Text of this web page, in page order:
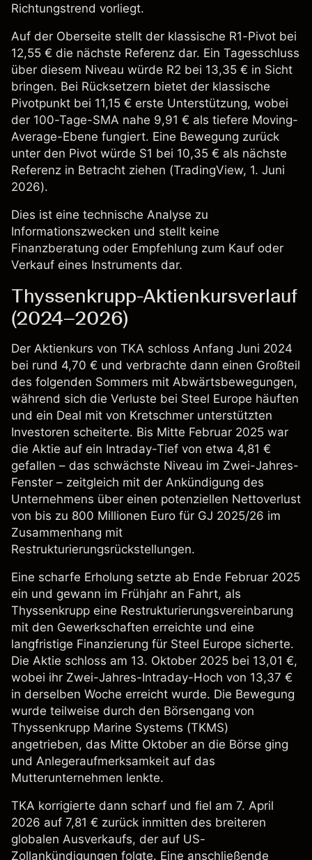
Richtungstrend vorliegt.
Auf der Oberseite stellt der klassische R1-Pivot bei
12,55 € die nächste Referenz dar. Ein Tagesschluss
über diesem Niveau würde R2 bei 13,35 € in Sicht
bringen. Bei Rücksetzern bietet der klassische
Pivotpunkt bei 11,15 € erste Unterstützung, wobei
der 100-Tage-SMA nahe 9,91 € als tiefere Moving-
Average-Ebene fungiert. Eine Bewegung zurück
unter den Pivot würde S1 bei 10,35 € als nächste
Referenz in Betracht ziehen (TradingView, 1. Juni
2026).
Dies ist eine technische Analyse zu
Informationszwecken und stellt keine
Finanzberatung oder Empfehlung zum Kauf oder
Verkauf eines Instruments dar.
Thyssenkrupp-Aktienkursverlauf
(2024–2026)
Der Aktienkurs von TKA schloss Anfang Juni 2024
bei rund 4,70 € und verbrachte dann einen Großteil
des folgenden Sommers mit Abwärtsbewegungen,
während sich die Verluste bei Steel Europe häuften
und ein Deal mit von Kretschmer unterstützten
Investoren scheiterte. Bis Mitte Februar 2025 war
die Aktie auf ein Intraday-Tief von etwa 4,81 €
gefallen – das schwächste Niveau im Zwei-Jahres-
Fenster – zeitgleich mit der Ankündigung des
Unternehmens über einen potenziellen Nettoverlust
von bis zu 800 Millionen Euro für GJ 2025/26 im
Zusammenhang mit
Restrukturierungsrückstellungen.
Eine scharfe Erholung setzte ab Ende Februar 2025
ein und gewann im Frühjahr an Fahrt, als
Thyssenkrupp eine Restrukturierungsvereinbarung
mit den Gewerkschaften erreichte und eine
langfristige Finanzierung für Steel Europe sicherte.
Die Aktie schloss am 13. Oktober 2025 bei 13,01 €,
wobei ihr Zwei-Jahres-Intraday-Hoch von 13,37 €
in derselben Woche erreicht wurde. Die Bewegung
wurde teilweise durch den Börsengang von
Thyssenkrupp Marine Systems (TKMS)
angetrieben, das Mitte Oktober an die Börse ging
und Anlegeraufmerksamkeit auf das
Mutterunternehmen lenkte.
TKA korrigierte dann scharf und fiel am 7. April
2026 auf 7,81 € zurück inmitten des breiteren
globalen Ausverkaufs, der auf US-
Zollankündigungen folgte. Eine anschließende